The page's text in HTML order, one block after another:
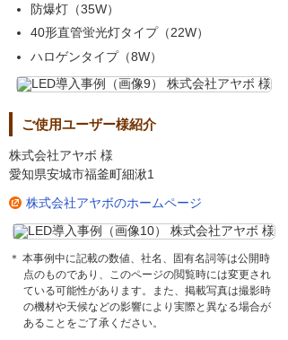
防爆灯（35W）
40形直管蛍光灯タイプ（22W）
ハロゲンタイプ（8W）
ご使用ユーザー様紹介
株式会社アヤボ 様
愛知県安城市福釜町細湫1
株式会社アヤボのホームページ
＊ 本事例中に記載の数値、社名、固有名詞等は公開時
点のものであり、このページの閲覧時には変更され
ている可能性があります。また、掲載写真は撮影時
の機材や天候などの影響により実際と異なる場合が
あることをご了承ください。